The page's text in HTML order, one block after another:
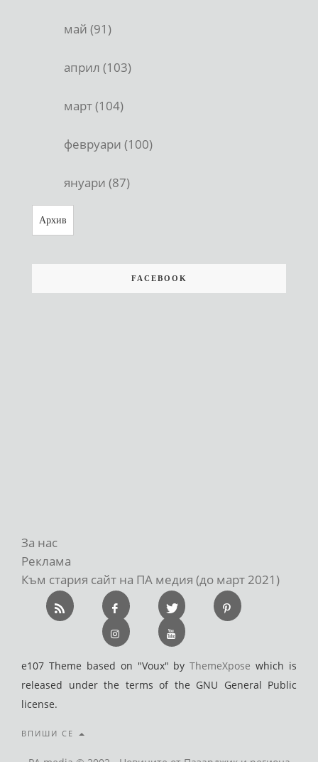
май (91)
април (103)
март (104)
февруари (100)
януари (87)
Архив
FACEBOOK
За нас
Реклама
Към стария сайт на ПА медия (до март 2021)
e107 Theme based on "Voux" byThemeXpose which is
released under the terms of the GNU General Public
license.
ВПИШИ СЕ